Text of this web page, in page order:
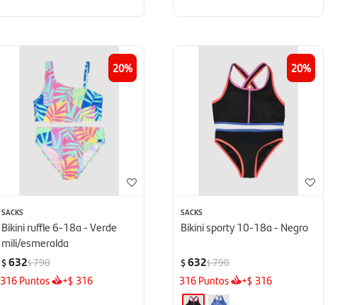
20
SACKS
Bikini ruffle 6-18a - Verde
mili/esmeralda
$632$790
316Puntos +$ 316
20
SACKS
Bikini sporty 10-18a - Negro
$632$790
316Puntos +$ 316